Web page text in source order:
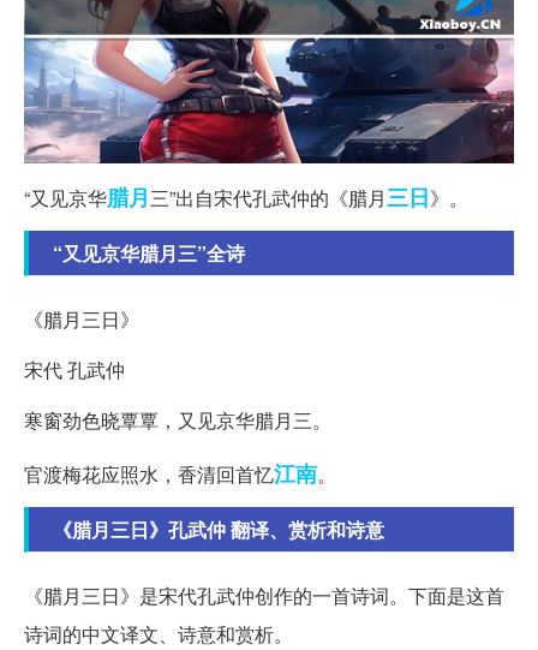
“又见京华腊月三”出自宋代孔武仲的《腊月三日》。
“又见京华腊月三”全诗
《腊月三日》
宋代 孔武仲
寒窗劲色晓覃覃，又见京华腊月三。
官渡梅花应照水，香清回首忆江南。
《腊月三日》孔武仲 翻译、赏析和诗意
《腊月三日》是宋代孔武仲创作的一首诗词。下面是这首
诗词的中文译文、诗意和赏析。